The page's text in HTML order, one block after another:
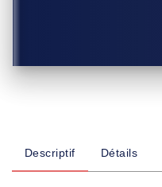
Descriptif Détails